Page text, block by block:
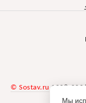
© Sostav.ru 1998-
Мы